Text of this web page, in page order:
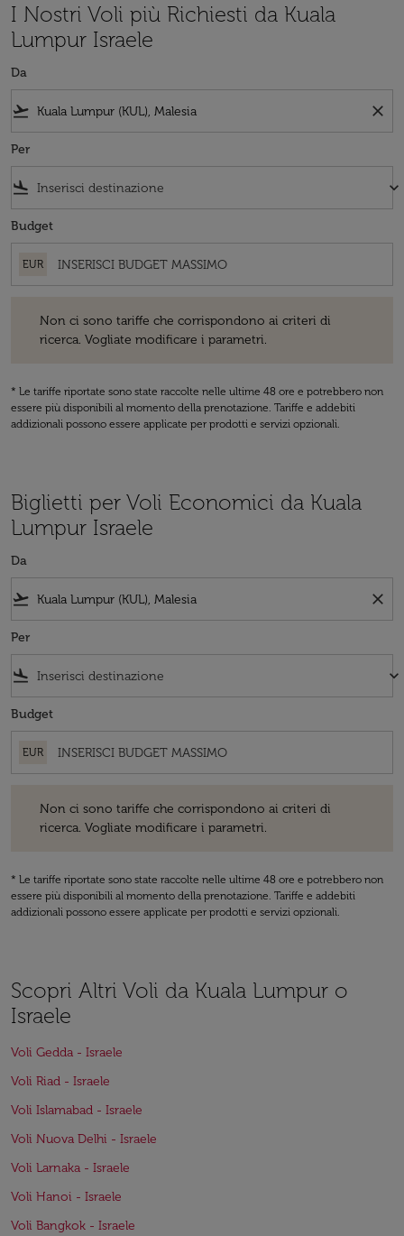
I Nostri Voli più Richiesti da Kuala
Lumpur Israele
Da
flight_takeoff close
Per
flight_land keyboard_arrow_down
Budget
EUR
Non ci sono tariffe che corrispondono ai criteri di
ricerca. Vogliate modificare i parametri.
* Le tariffe riportate sono state raccolte nelle ultime 48 ore e potrebbero non
essere più disponibili al momento della prenotazione. Tariffe e addebiti
addizionali possono essere applicate per prodotti e servizi opzionali.
Biglietti per Voli Economici da Kuala
Lumpur Israele
Da
flight_takeoff close
Per
flight_land keyboard_arrow_down
Budget
EUR
Non ci sono tariffe che corrispondono ai criteri di
ricerca. Vogliate modificare i parametri.
* Le tariffe riportate sono state raccolte nelle ultime 48 ore e potrebbero non
essere più disponibili al momento della prenotazione. Tariffe e addebiti
addizionali possono essere applicate per prodotti e servizi opzionali.
Scopri Altri Voli da Kuala Lumpur o
Israele
Voli Gedda - Israele
Voli Riad - Israele
Voli Islamabad - Israele
Voli Nuova Delhi - Israele
Voli Larnaka - Israele
Voli Hanoi - Israele
Voli Bangkok - Israele